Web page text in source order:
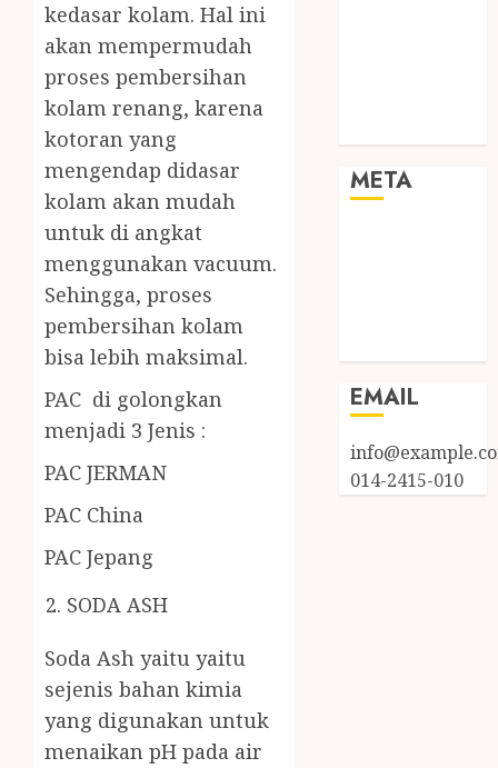
kedasar kolam. Hal ini
akan mempermudah
proses pembersihan
kolam renang, karena
kotoran yang
mengendap didasar
kolam akan mudah
untuk di angkat
menggunakan vacuum.
Sehingga, proses
pembersihan kolam
bisa lebih maksimal.
PAC di golongkan
menjadi 3 Jenis :
PAC JERMAN
PAC China
PAC Jepang
SODA ASH
Soda Ash yaitu yaitu
sejenis bahan kimia
yang digunakan untuk
menaikan pH pada air
META
EMAIL
014-2415-010